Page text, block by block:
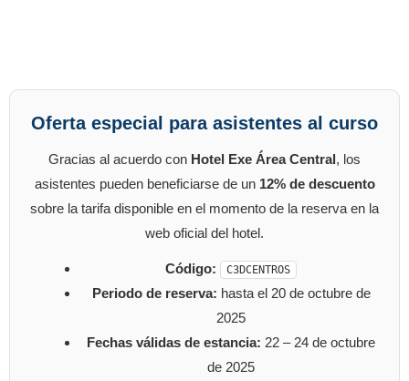
Oferta especial para asistentes al curso
Gracias al acuerdo con Hotel Exe Área Central , los
asistentes pueden beneficiarse de un 12% de descuento
sobre la tarifa disponible en el momento de la reserva en la
web oficial del hotel.
Código: C3DCENTROS
Periodo de reserva: hasta el 20 de octubre de
2025
Fechas válidas de estancia: 22 – 24 de octubre
de 2025